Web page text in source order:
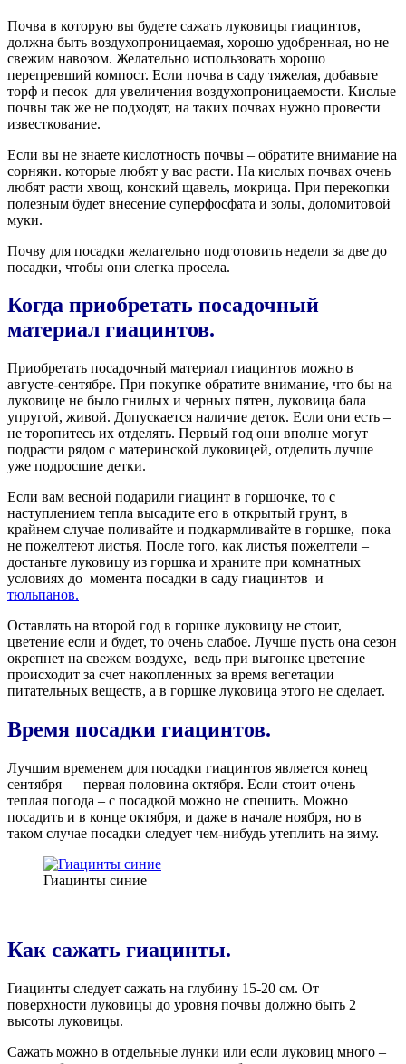
Почва в которую вы будете сажать луковицы гиацинтов,
должна быть воздухопроницаемая, хорошо удобренная, но не
свежим навозом. Желательно использовать хорошо
перепревший компост. Если почва в саду тяжелая, добавьте
торф и песок для увеличения воздухопроницаемости. Кислые
почвы так же не подходят, на таких почвах нужно провести
известкование.
Если вы не знаете кислотность почвы – обратите внимание на
сорняки. которые любят у вас расти. На кислых почвах очень
любят расти хвощ, конский щавель, мокрица. При перекопки
полезным будет внесение суперфосфата и золы, доломитовой
муки.
Почву для посадки желательно подготовить недели за две до
посадки, чтобы они слегка просела.
Когда приобретать посадочный
материал гиацинтов.
Приобретать посадочный материал гиацинтов можно в
августе-сентябре. При покупке обратите внимание, что бы на
луковице не было гнилых и черных пятен, луковица бала
упругой, живой. Допускается наличие деток. Если они есть –
не торопитесь их отделять. Первый год они вполне могут
подрасти рядом с материнской луковицей, отделить лучше
уже подросшие детки.
Если вам весной подарили гиацинт в горшочке, то с
наступлением тепла высадите его в открытый грунт, в
крайнем случае поливайте и подкармливайте в горшке, пока
не пожелтеют листья. После того, как листья пожелтели –
достаньте луковицу из горшка и храните при комнатных
условиях до момента посадки в саду гиацинтов и
тюльпанов.
Оставлять на второй год в горшке луковицу не стоит,
цветение если и будет, то очень слабое. Лучше пусть она сезон
окрепнет на свежем воздухе, ведь при выгонке цветение
происходит за счет накопленных за время вегетации
питательных веществ, а в горшке луковица этого не сделает.
Время посадки гиацинтов.
Лучшим временем для посадки гиацинтов является конец
сентября — первая половина октября. Если стоит очень
теплая погода – с посадкой можно не спешить. Можно
посадить и в конце октября, и даже в начале ноября, но в
таком случае посадки следует чем-нибудь утеплить на зиму.
Гиацинты синие
Как сажать гиацинты.
Гиацинты следует сажать на глубину 15-20 см. От
поверхности луковицы до уровня почвы должно быть 2
высоты луковицы.
Сажать можно в отдельные лунки или если луковиц много –